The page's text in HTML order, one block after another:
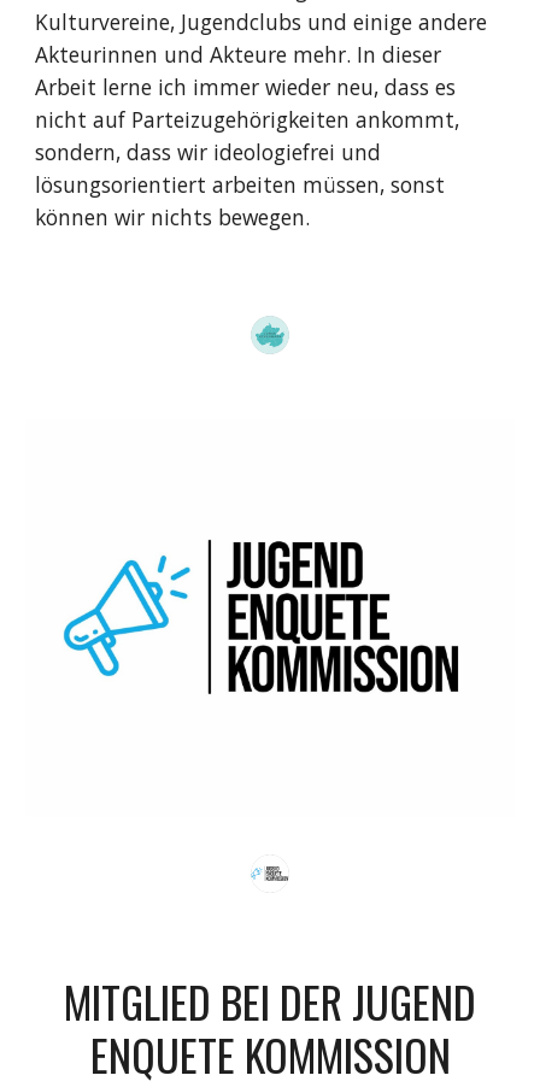
Kulturvereine, Jugendclubs und einige andere
Akteurinnen und Akteure mehr. In dieser
Arbeit lerne ich immer wieder neu, dass es
nicht auf Parteizugehörigkeiten ankommt,
sondern, dass wir ideologiefrei und
lösungsorientiert arbeiten müssen, sonst
können wir nichts bewegen.
MITGLIED BEI DER JUGEND
ENQUETE KOMMISSION